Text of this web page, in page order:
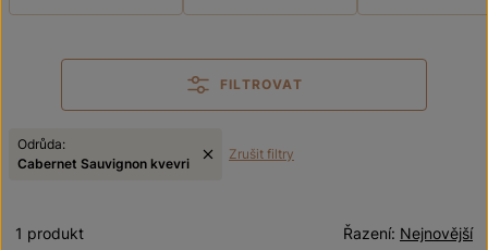
FILTROVAT
Odrůda:
Cabernet Sauvignon kvevri
Zrušit filtry
Nejnovější
Řazení:
1 produkt